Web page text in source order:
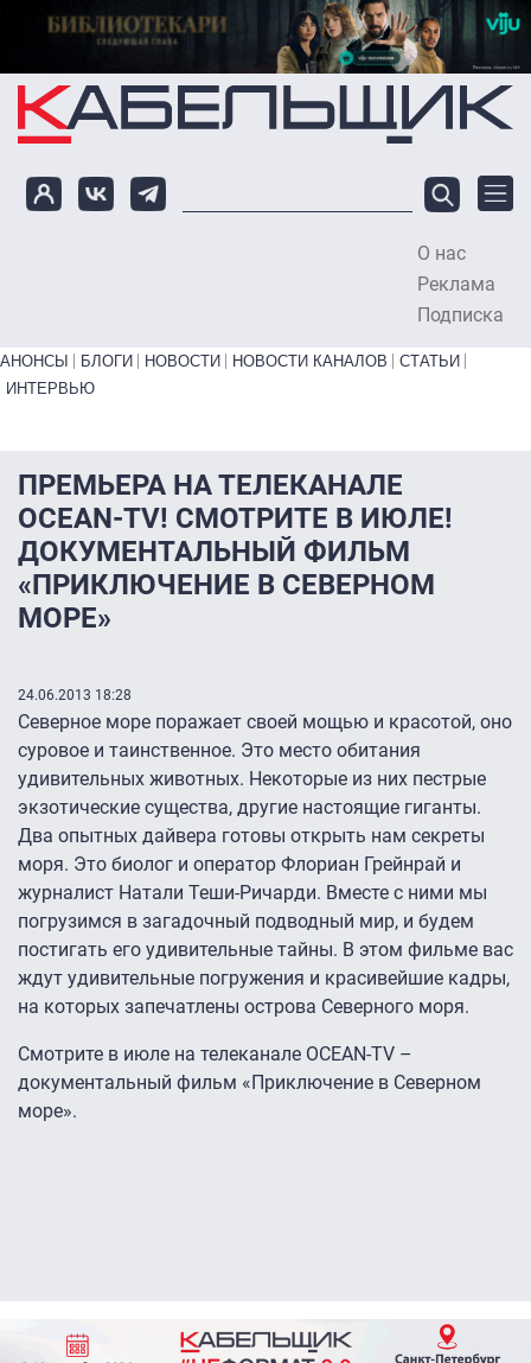
Перейти к основному содержанию
О нас
Реклама
Подписка
Primary links bottom
АНОНСЫ БЛОГИ НОВОСТИ НОВОСТИ КАНАЛОВ
СТАТЬИ
ИНТЕРВЬЮ
ПРЕМЬЕРА НА ТЕЛЕКАНАЛЕ
OCEAN-TV! СМОТРИТЕ В ИЮЛЕ!
ДОКУМЕНТАЛЬНЫЙ ФИЛЬМ
«ПРИКЛЮЧЕНИЕ В СЕВЕРНОМ
МОРЕ»
24.06.2013 18:28
Северное море поражает своей мощью и красотой, оно
суровое и таинственное. Это место обитания
удивительных животных. Некоторые из них пестрые
экзотические существа, другие настоящие гиганты.
Два опытных дайвера готовы открыть нам секреты
моря. Это биолог и оператор Флориан Грейнрай и
журналист Натали Теши-Ричарди. Вместе с ними мы
погрузимся в загадочный подводный мир, и будем
постигать его удивительные тайны. В этом фильме вас
ждут удивительные погружения и красивейшие кадры,
на которых запечатлены острова Северного моря.
Смотрите в июле на телеканале OCEAN-TV –
документальный фильм «Приключение в Северном
море».